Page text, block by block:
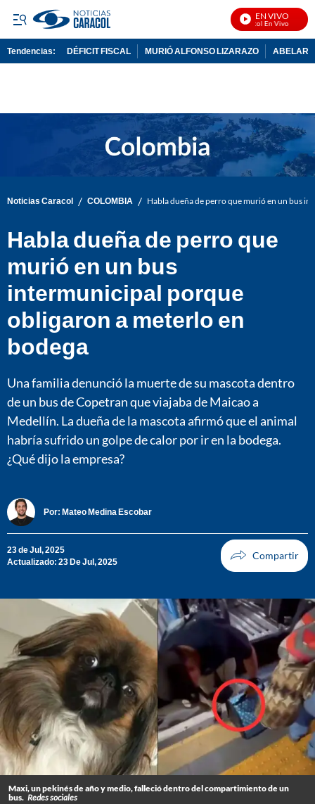
EN VIVO
Noticias Caracol En Vivo
Tendencias: DÉFICIT FISCAL MURIÓ ALFONSO LIZARAZO
Noticias Caracol / COLOMBIA / Habla dueña de perro que murió en un bus
Habla dueña de perro que
murió en un bus
intermunicipal porque
obligaron a meterlo en
bodega
Una familia denunció la muerte de su mascota dentro
de un bus de Copetran que viajaba de Maicao a
Medellín. La dueña de la mascota afirmó que el animal
habría sufrido un golpe de calor por ir en la bodega.
¿Qué dijo la empresa?
Por: Mateo Medina Escobar
23 de Jul, 2025
Actualizado: 23 De Jul, 2025
Maxi, un pekinés de año y medio, falleció dentro del compartimiento de un
bus. Redes sociales